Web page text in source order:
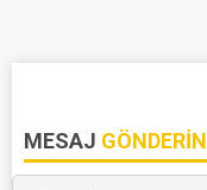
MESAJ GÖNDERIN